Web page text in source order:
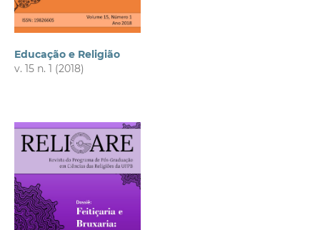
Educação e Religião
v. 15 n. 1 (2018)